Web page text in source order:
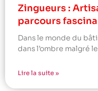
Zingueurs :
parcours
Dans le monde du
dans l’ombre malgré
Lire la suite »